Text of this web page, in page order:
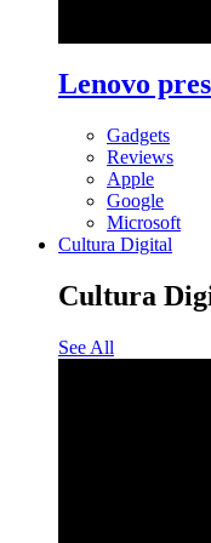
Lenovo
Gadgets
Reviews
Apple
Google
Microsoft
Cultura Digital
Cultura
See All